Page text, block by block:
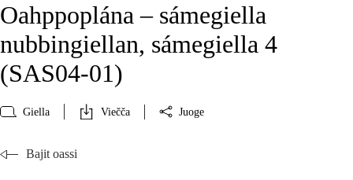
Oahppoplána – sámegiella
nubbingiellan, sámegiella 4
(SAS04‑01)
Giella Viečča Juoge
Bajit oassi